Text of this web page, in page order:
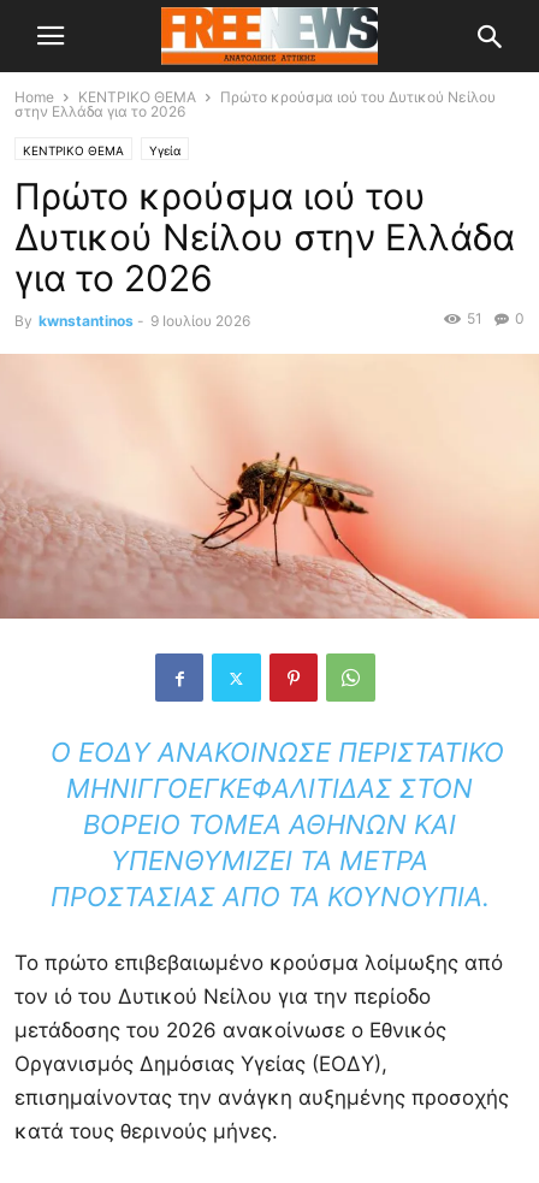
Home ΚΕΝΤΡΙΚΟ ΘΕΜΑ
Πρώτο κρούσμα ιού του Δυτικού Νείλου
στην Ελλάδα για το 2026
ΚΕΝΤΡΙΚΟ ΘΕΜΑ Υγεία
Πρώτο κρούσμα ιού του
Δυτικού Νείλου στην Ελλάδα
για το 2026
By kwnstantinos - 9 Ιουλίου 2026 0
51
Ο ΕΟΔΥ ΑΝΑΚΟΊΝΩΣΕ ΠΕΡΙΣΤΑΤΙΚΌ
ΜΗΝΙΓΓΟΕΓΚΕΦΑΛΊΤΙΔΑΣ ΣΤΟΝ
ΒΌΡΕΙΟ ΤΟΜΈΑ ΑΘΗΝΏΝ ΚΑΙ
ΥΠΕΝΘΥΜΊΖΕΙ ΤΑ ΜΈΤΡΑ
ΠΡΟΣΤΑΣΊΑΣ ΑΠΌ ΤΑ ΚΟΥΝΟΎΠΙΑ.
Το πρώτο επιβεβαιωμένο κρούσμα λοίμωξης από
τον ιό του Δυτικού Νείλου για την περίοδο
μετάδοσης του 2026 ανακοίνωσε ο Εθνικός
Οργανισμός Δημόσιας Υγείας (ΕΟΔΥ),
επισημαίνοντας την ανάγκη αυξημένης προσοχής
κατά τους θερινούς μήνες.